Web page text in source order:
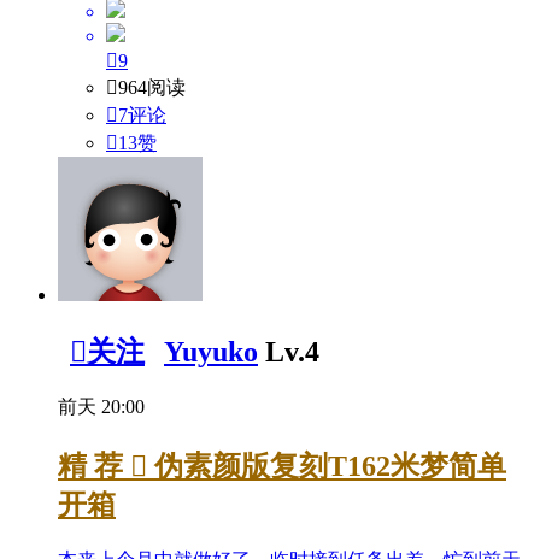
9
964阅读
7评论
13赞
关注 Yuyuko Lv.4
前天 20:00
精 荐  伪素颜版复刻T162米梦简单
开箱